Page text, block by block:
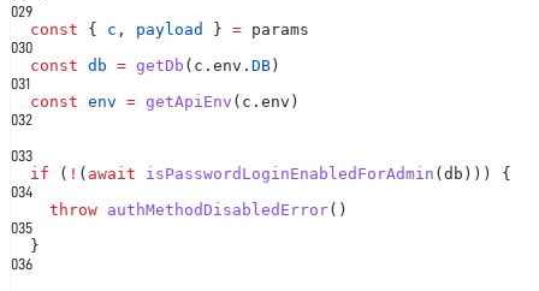
029
const { c , payload } = params
030
const db = getDb (c.env. DB )
031
const env = getApiEnv (c.env)
032
033
if ( ! ( await isPasswordLoginEnabledForAdmin (db))) {
034
throw authMethodDisabledError()
035
}
036